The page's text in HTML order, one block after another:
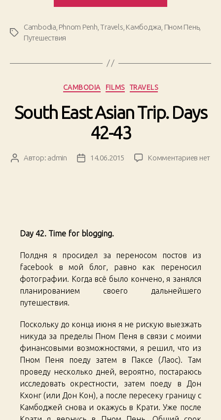
Asian
Trip.
Метки
Cambodia Phnom Penh ,Travels Камбоджа Пном Пень,
Путешествия
Рубрики
CAMBODIA FILMS TRAVELS
South East Asian Trip. Days
42-43
АвторАвтор: admin
Дата14.06.2015 Комментариев кнет
Day 42. Time for blogging.
Полдня я просидел за переносом постов из
facebook в мой блог, равно как переносил
фотографии. Когда всё было кончено, я занялся
планированием своего дальнейшего
путешествия.
Поскольку до конца июня я не рискую выезжать
никуда за пределы Пном Пеня в связи с моими
финансовыми возможностями, я решил, что из
Пном Пеня поеду затем в Паксе (Лаос). Там
проведу несколько дней, вероятно, постараюсь
исследовать окрестности, затем поеду в Дон
Кхонг (или Дон Кон), а после пересеку границу с
Камбоджей снова и окажусь в Крати. Уже после